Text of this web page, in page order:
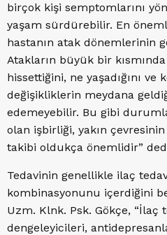
birçok kişi semptomlarını
yaşam sürdürebilir. En
hastanın atak dönemlerinin
Atakların büyük bir
hissettiğini, ne yaşadığını
değişikliklerin meydana
edemeyebilir. Bu gibi
olan işbirliği, yakın
takibi oldukça önemlidir”
Tedavinin genellikle ilaç
kombinasyonunu içerdiğini
Uzm. Klnk. Psk. Gökçe,
dengeleyicileri,